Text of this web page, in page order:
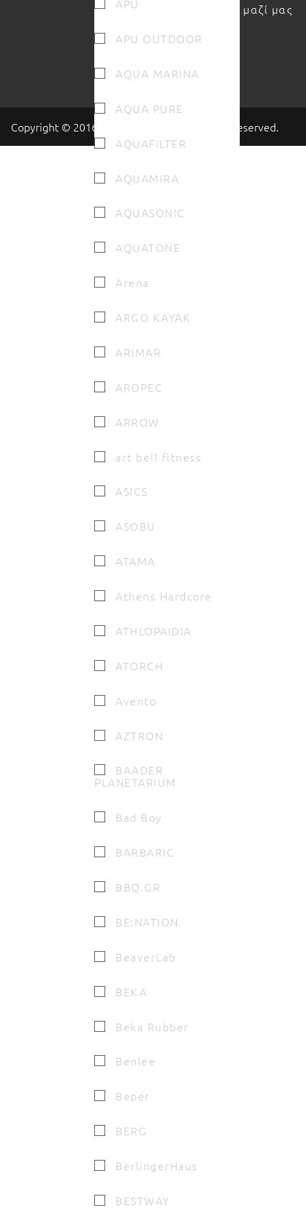
APU
APU OUTDOOR
AQUA MARINA
AQUA PURE
AQUAFILTER
AQUAMIRA
AQUASONIC
AQUATONE
Arena
ARGO KAYAK
ARIMAR
AROPEC
ARROW
art bell fitness
ASICS
ASOBU
ATAMA
Athens Hardcore
ATHLOPAIDIA
ATORCH
Avento
AZTRON
BAADER
PLANETARIUM
Bad Boy
BARBARIC
BBQ.GR
BE:NATION
BeaverLab
BEKA
Beka Rubber
Benlee
Beper
BERG
BerlingerHaus
BESTWAY
μαζί μας
Copyright © 2016 - 2026 Valento.gr All rights reserved.